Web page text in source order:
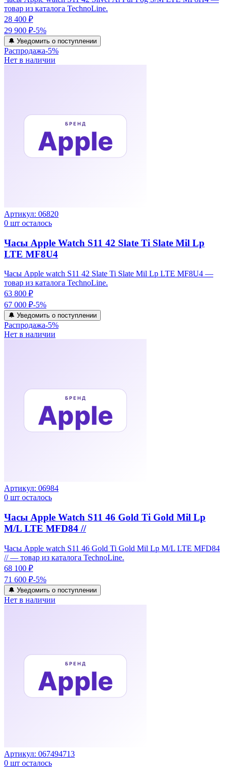
товар из каталога TechnoLine.
28 400 ₽
29 900 ₽-5%
🔔 Уведомить о поступлении
Распродажа-5%
Нет в наличии
Артикул: 06820
0 шт осталось
Часы Apple Watch S11 42 Slate Ti Slate Mil Lp
LTE MF8U4
Часы Apple watch S11 42 Slate Ti Slate Mil Lp LTE MF8U4 —
товар из каталога TechnoLine.
63 800 ₽
67 000 ₽-5%
🔔 Уведомить о поступлении
Распродажа-5%
Нет в наличии
Артикул: 06984
0 шт осталось
Часы Apple Watch S11 46 Gold Ti Gold Mil Lp
M/L LTE MFD84 //
Часы Apple watch S11 46 Gold Ti Gold Mil Lp M/L LTE MFD84
// — товар из каталога TechnoLine.
68 100 ₽
71 600 ₽-5%
🔔 Уведомить о поступлении
Нет в наличии
Артикул: 067494713
0 шт осталось